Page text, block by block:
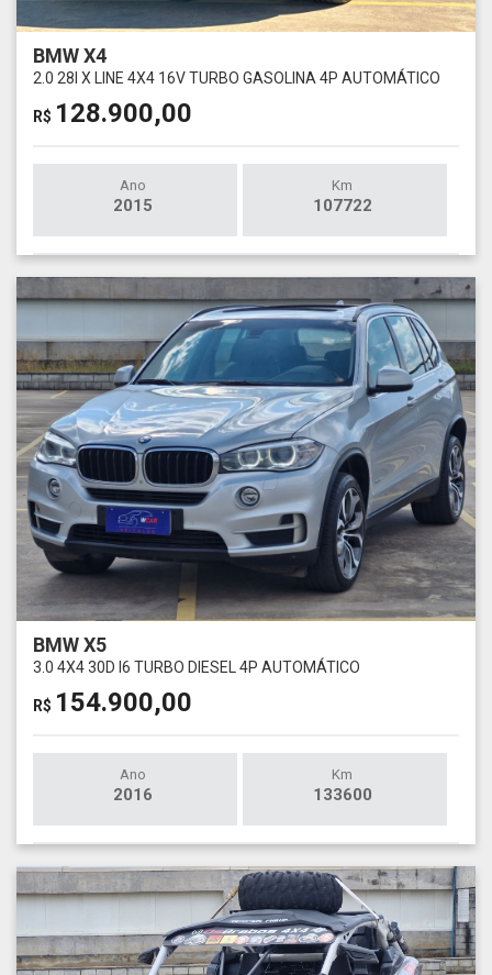
BMW X4
2.0 28I X LINE 4X4 16V TURBO GASOLINA 4P AUTOMÁTICO
R$ 128.900,00
Ano
2015
Km
107722
BMW X5
3.0 4X4 30D I6 TURBO DIESEL 4P AUTOMÁTICO
R$ 154.900,00
Ano
2016
Km
133600